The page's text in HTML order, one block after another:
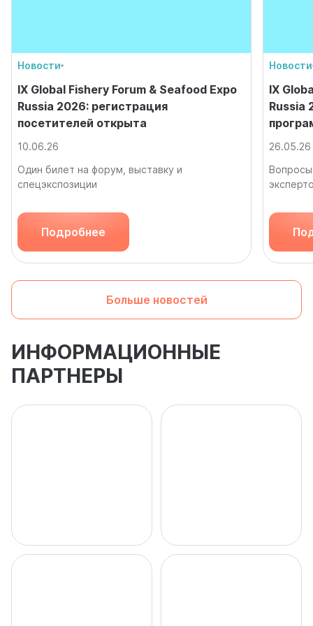
Новости
IX Global Fishery Forum & Seafood Expo
Russia 2026: регистрация
посетителей открыта
10.06.26
Один билет на форум, выставку и
спецэкспозиции
Подробнее
Новости
IX
Russia
26.05.26
Вопросы
Больше новостей
ИНФОРМАЦИОННЫЕ
ПАРТНЕРЫ